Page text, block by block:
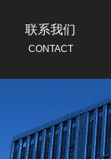
联系我们
CONTACT